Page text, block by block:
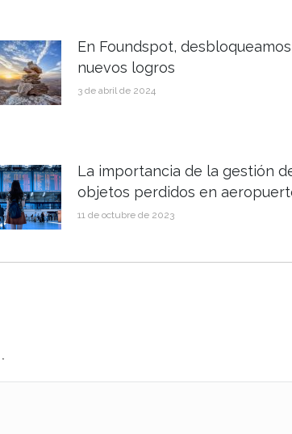
En Foundspot, desbloqueamos
nuevos logros
3 de abril de 2024
La importancia de la gestión
objetos perdidos en
11 de octubre de 2023
*